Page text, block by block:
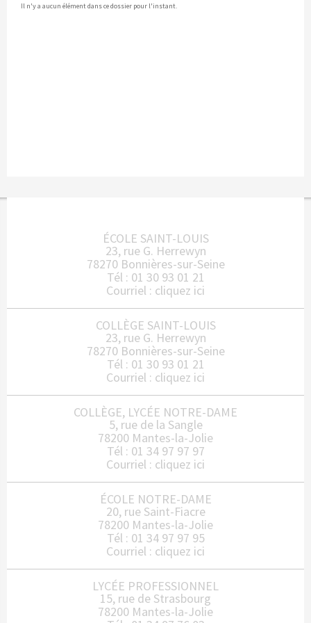
Il n'y a aucun élément dans ce dossier pour l'instant.
ÉCOLE SAINT-LOUIS
23, rue G. Herrewyn
78270 Bonnières-sur-Seine
Tél : 01 30 93 01 21
Courriel : cliquez ici
COLLÈGE SAINT-LOUIS
23, rue G. Herrewyn
78270 Bonnières-sur-Seine
Tél : 01 30 93 01 21
Courriel : cliquez ici
COLLÈGE, LYCÉE NOTRE-DAME
5, rue de la Sangle
78200 Mantes-la-Jolie
Tél : 01 34 97 97 97
Courriel : cliquez ici
ÉCOLE NOTRE-DAME
20, rue Saint-Fiacre
78200 Mantes-la-Jolie
Tél : 01 34 97 97 95
Courriel : cliquez ici
LYCÉE PROFESSIONNEL
15, rue de Strasbourg
78200 Mantes-la-Jolie